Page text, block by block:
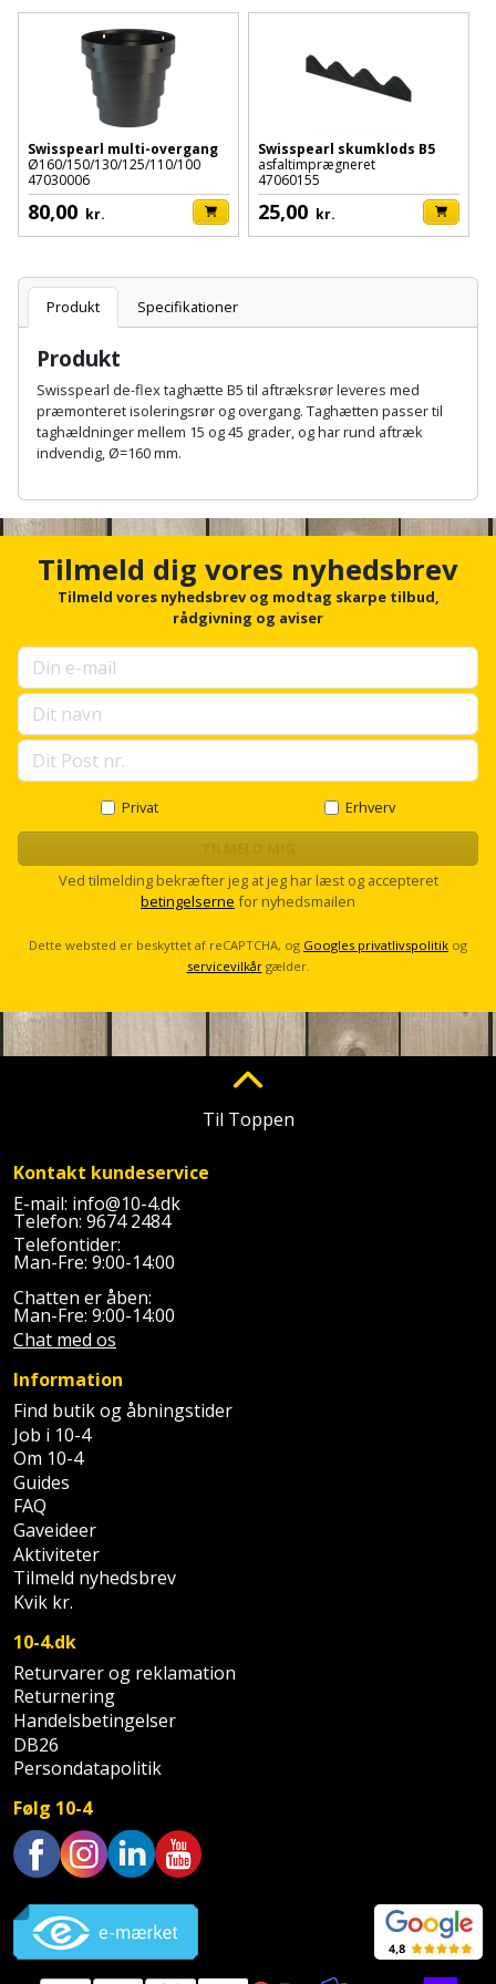
Fugtsikring
Garageport
Gelænder
Gips
Grundmursplader
Hardieplank
brædder
Hemsestige
Isolering
terrassebrædder
Lecablokke
Lofter
Lofttrapper
Murbinder
Murpap
og
murfolie
Mursten
Radonsikring
og
grus
Skruer,
bolte
og
møtrikker
Skunklem
Søm
Sternbeklædning
Tag
og
Terrassebrædder
Terrasseopklodsning
Tråd
til
byggeri
Vinduer
Fugepistol
skumpistol
Gevindskærer
Gipsværktøj
Glasskærer
Hæftepistol
og
hammer
Hammer
Kloakrenser
Kniv
og
hobbykniv
Kridtsnor
Løfteudstyr
Mejsel
Murerværktøj
Nedstryger
Nøgleværktøj
Økse
Oliekande
Palleløfter
Polsøger
Profilsaks
Reb
og
snor
Renseservietter
og
wipes
Sækkelukker
Saks
Betonsliber
Bindemaskine
Bits
Bor
Bore-
skruemaskine
Borehammer
Detektor
Diamantskæremaskine
Diamantslibertilbehør
Dykkerpistol
Dyksav
Excenterslibertilbehør
Flamingoskærer
Føringsskinne
Fugtmåler
Gipsskruemaskine
Girafsliber
Girafsliber
Høvl
Industristøvsuger
Kantfræser
Kantlimer
Kantlimertilbehør
Kap-
og
geringssav
Kerneboremaskine
Klammepistol
Klippeværktøj
Kombokit
Motorenhed
Motorsav
kædesav
Motorsav
og
tilbehør
Pælebor
Plæneklipper
Plæneklipper
Robotplæneklipper
Robotplæneklipper
Vandpumpe
Vertikalskærer
/
mosfjerner
Vinduesvasker
Brænde
Brændeovn
Brandslukker
Brugskunst
Camping
Damprengøring
Dørmåtte
Dørrist
Drivhus
Drivhustilbehør
Elartikler
Flagstænger
hus
og
have
Fuglefoderhus
Garderobe
opbevaring
Gummibåd
og
Havepleje
Haveredskaber
Haveslange
og
tilbehør
Havetilbehør
Hegn
Højbede
Højtaler
Hylder
Jagt
og
fritid
Jul
Kaffe
Klæbesøm
Køkkenudstyr
og
afrensning
Spartelmasse
væg
Tape
Rør
fittings
Ventilation
og
indeklima
Gaveideer
Aktiviteter
Swisspearl multi-overgang
Ø160/150/130/125/110/100
47030006
80,00 kr.
Swisspearl skumklods B5
asfaltimprægneret
47060155
25,00 kr.
Produkt Specifikationer
Produkt
Swisspearl de-flex taghætte B5 til aftræksrør leveres med
præmonteret isoleringsrør og overgang. Taghætten passer til
taghældninger mellem 15 og 45 grader, og har rund aftræk
indvendig, Ø=160 mm.
c
r
u
p
s
e
l
l
c
o
Tilmeld dig vores nyhedsbrev
Tilmeld vores nyhedsbrev og modtag skarpe tilbud,
rådgivning og aviser
Privat Erhverv
Ved tilmelding bekræfter jeg at jeg har læst og accepteret
betingelserne for nyhedsmailen
Dette websted er beskyttet af reCAPTCHA, og Googles privatlivspolitik og
servicevilkårgælder.
Til Toppen
Kontakt kundeservice
E-mail: info@10-4.dk
Telefon: 9674 2484
Telefontider:
Man-Fre: 9:00-14:00
Chatten er åben:
Man-Fre: 9:00-14:00
Chat med os
Information
Find butik og åbningstider
Job i 10-4
Om 10-4
Guides
FAQ
Gaveideer
Aktiviteter
Tilmeld nyhedsbrev
Kvik kr.
10-4.dk
Returvarer og reklamation
Returnering
Handelsbetingelser
DB26
Persondatapolitik
Følg 10-4